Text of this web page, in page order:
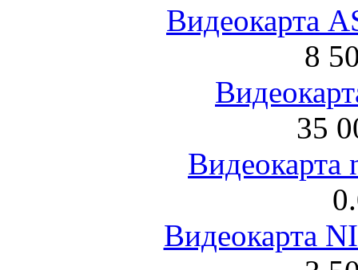
Видеокарта
8
35
Видеокарта
Видеокарта